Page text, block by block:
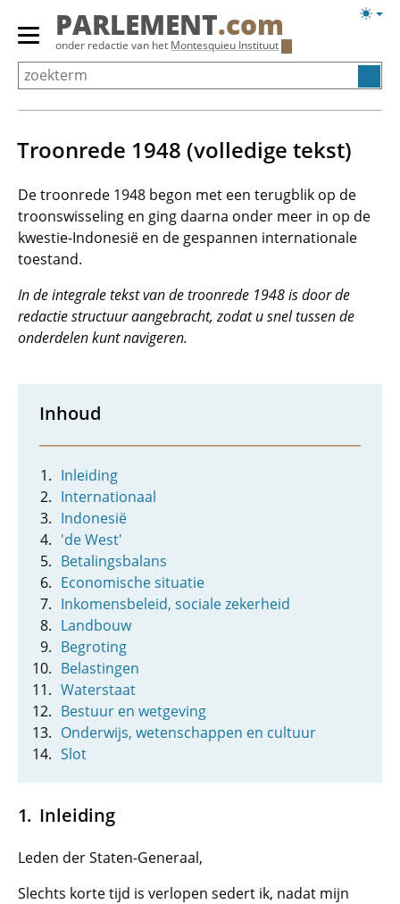
Overslaan
Primair
menu
tonen/verbergen
PARLEMENT.com
onder redactie van het Montesquieu Instituut
Troonrede 1948 (volledige tekst)
De troonrede 1948 begon met een terugblik op de
troonswisseling en ging daarna onder meer in op de
kwestie-Indonesië en de gespannen internationale
toestand.
In de integrale tekst van de troonrede 1948 is door de
redactie structuur aangebracht, zodat u snel tussen de
onderdelen kunt navigeren.
Inhoud
Inleiding
Internationaal
Indonesië
'de West'
Betalingsbalans
Economische situatie
Inkomensbeleid, sociale zekerheid
Landbouw
Begroting
Belastingen
Waterstaat
Bestuur en wetgeving
Onderwijs, wetenschappen en cultuur
Slot
Inleiding
Leden der Staten-Generaal,
Slechts korte tijd is verlopen sedert ik, nadat mijn